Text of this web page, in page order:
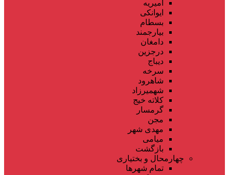
امیریه
ایوانکی
بسطام
بیارجمند
دامغان
درجزین
دیباج
سرخه
شاهرود
شهمیرزاد
کلاته خیج
گرمسار
مجن
مهدی شهر
میامی
بازگشت
چهارمحال و بختیاری
تمام شهر‌ها